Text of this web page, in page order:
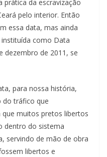
prática da escravização
pelo interior. Então
essa data, mas ainda
como Data
dezembro de 2011, se
para nossa história,
do tráfico que
muitos pretos libertos
dentro do sistema
servindo de mão de obra
libertos e